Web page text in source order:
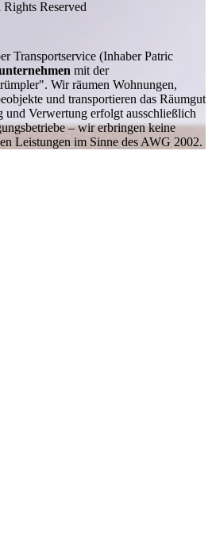
Reserved
Transportservice (Inhaber Patric
mit der
Wir räumen Wohnungen,
und transportieren das Räumgut
und Verwertung erfolgt ausschließlich
– wir erbringen keine
Leistungen im Sinne des AWG 2002.